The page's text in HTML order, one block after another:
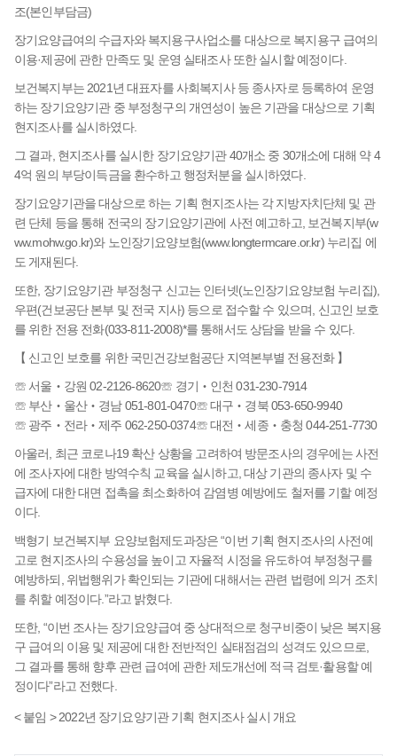
조(본인부담금)
장기요양급여의 수급자와 복지용구사업소를 대상으로 복지용구 급여의
이용·제공에 관한 만족도 및 운영 실태조사 또한 실시할 예정이다.
보건복지부는 2021년 대표자를 사회복지사 등 종사자로 등록하여 운영
하는 장기요양기관 중 부정청구의 개연성이 높은 기관을 대상으로 기획
현지조사를 실시하였다.
그 결과, 현지조사를 실시한 장기요양기관 40개소 중 30개소에 대해 약 4
4억 원의 부당이득금을 환수하고 행정처분을 실시하였다.
장기요양기관을 대상으로 하는 기획 현지조사는 각 지방자치단체 및 관
련 단체 등을 통해 전국의 장기요양기관에 사전 예고하고, 보건복지부(w
ww.mohw.go.kr)와 노인장기요양보험(www.longtermcare.or.kr) 누리집 에
도 게재된다.
또한, 장기요양기관 부정청구 신고는 인터넷(노인장기요양보험 누리집),
우편(건보공단 본부 및 전국 지사) 등으로 접수할 수 있으며, 신고인 보호
를 위한 전용 전화(033-811-2008)*를 통해서도 상담을 받을 수 있다.
【 신고인 보호를 위한 국민건강보험공단 지역본부별 전용전화 】
☏ 서울‧강원 02-2126-8620☏ 경기‧인천 031-230-7914
☏ 부산‧울산‧경남 051-801-0470☏ 대구‧경북 053-650-9940
☏ 광주‧전라‧제주 062-250-0374☏ 대전‧세종‧충청 044-251-7730
아울러, 최근 코로나19 확산 상황을 고려하여 방문조사의 경우에는 사전
에 조사자에 대한 방역수칙 교육을 실시하고, 대상 기관의 종사자 및 수
급자에 대한 대면 접촉을 최소화하여 감염병 예방에도 철저를 기할 예정
이다.
백형기 보건복지부 요양보험제도과장은 “이번 기획 현지조사의 사전예
고로 현지조사의 수용성을 높이고 자율적 시정을 유도하여 부정청구를
예방하되, 위법행위가 확인되는 기관에 대해서는 관련 법령에 의거 조치
를 취할 예정이다.”라고 밝혔다.
또한, “이번 조사는 장기요양급여 중 상대적으로 청구비중이 낮은 복지용
구 급여의 이용 및 제공에 대한 전반적인 실태점검의 성격도 있으므로,
그 결과를 통해 향후 관련 급여에 관한 제도개선에 적극 검토·활용할 예
정이다”라고 전했다.
< 붙임 > 2022년 장기요양기관 기획 현지조사 실시 개요